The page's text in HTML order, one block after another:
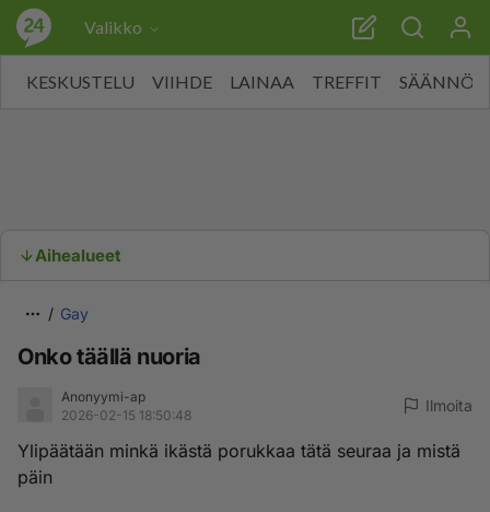
Valikko
KESKUSTELU VIIHDE LAINAA TREFFIT SÄÄNNÖT
Aihealueet
Gay
Onko täällä nuoria
Anonyymi-ap
2026-02-15 18:50:48
Ilmoita
Ylipäätään minkä ikästä porukkaa tätä seuraa ja mistä
päin